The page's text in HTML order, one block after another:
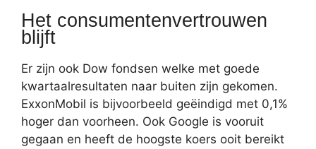
Het consumentenvertrouwen
blijft
Er zijn ook Dow fondsen welke met goede
kwartaalresultaten naar buiten zijn gekomen.
ExxonMobil is bijvoorbeeld geëindigd met 0,1%
hoger dan voorheen. Ook Google is vooruit
gegaan en heeft de hoogste koers ooit bereikt